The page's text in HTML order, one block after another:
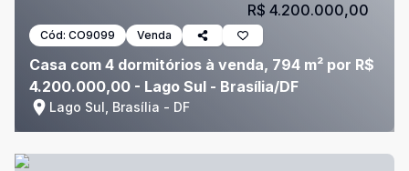
Cód: CO9099 Venda
Casa com 4 dormitórios à venda, 794 m² por R$
4.200.000,00 - Lago Sul - Brasília/DF
Lago Sul, Brasília - DF
R$ 4.200.000,00